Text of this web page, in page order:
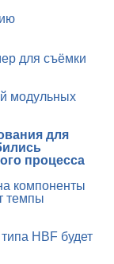
для съёмки
модульных
для
процесса
компоненты
темпы
HBF будет